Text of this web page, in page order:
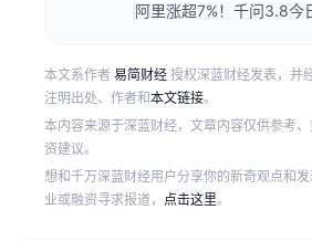
阿里涨超7%！千问3.8今
本文系作者 易简财经 授权深蓝财经发表，并
注明出处、作者和本文链接。
本内容来源于深蓝财经，文章内容仅供参考
资建议。
想和千万深蓝财经用户分享你的新奇观点和发
业或融资寻求报道， 点击这里。